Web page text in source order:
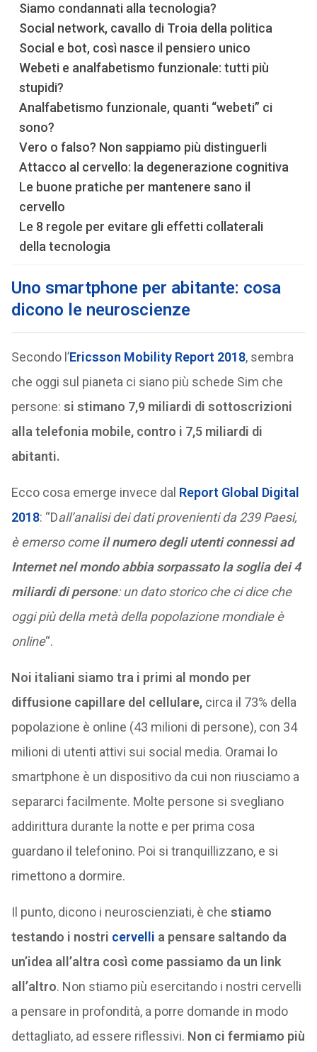
Siamo condannati alla tecnologia?
Social network, cavallo di Troia della politica
Social e bot, così nasce il pensiero unico
Webeti e analfabetismo funzionale: tutti più
stupidi?
Analfabetismo funzionale, quanti “webeti” ci
sono?
Vero o falso? Non sappiamo più distinguerli
Attacco al cervello: la degenerazione cognitiva
Le buone pratiche per mantenere sano il
cervello
Le 8 regole per evitare gli effetti collaterali
della tecnologia
Uno smartphone per abitante: cosa
dicono le neuroscienze
Secondo l’Ericsson Mobility Report 2018, sembra
che oggi sul pianeta ci siano più schede Sim che
persone: si stimano 7,9 miliardi di sottoscrizioni
alla telefonia mobile, contro i 7,5 miliardi di
abitanti.
Ecco cosa emerge invece dal Report Global Digital
2018: “Dall’analisi dei dati provenienti da 239 Paesi,
è emerso comeil numero degli utenti connessi ad
Internet nel mondo abbia sorpassato la soglia dei 4
miliardi di persone: un dato storico che ci dice che
oggi più della metà della popolazione mondiale è
online“.
Noi italiani siamo tra i primi al mondo per
diffusione capillare del cellulare,circa il 73% della
popolazione è online (43 milioni di persone), con 34
milioni di utenti attivi sui social media. Oramai lo
smartphone è un dispositivo da cui non riusciamo a
separarci facilmente. Molte persone si svegliano
addirittura durante la notte e per prima cosa
guardano il telefonino. Poi si tranquillizzano, e si
rimettono a dormire.
Il punto, dicono i neuroscienziati, è che stiamo
testando i nostri cervelli a pensare saltando da
un’idea all’altra così come passiamo da un link
all’altro. Non stiamo più esercitando i nostri cervelli
a pensare in profondità, a porre domande in modo
dettagliato, ad essere riflessivi. Non ci fermiamo più